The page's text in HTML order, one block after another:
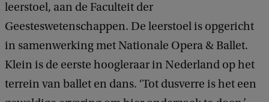
leerstoel, aan de Faculteit der
Geesteswetenschappen. De leerstoel is opgericht
in samenwerking met Nationale Opera & Ballet.
Klein is de eerste hoogleraar in Nederland op het
terrein van ballet en dans. ‘Tot dusverre is het een